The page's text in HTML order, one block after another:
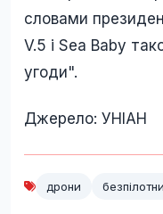
словами
V.5 і Sea Baby
угоди".
Джерело: УНІАН
дрони